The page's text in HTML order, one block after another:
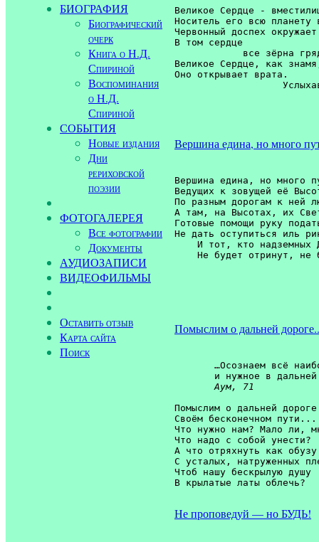
БИОГРАФИЯ
Биографический
очерк
Книга о Н.Д.
Спириной
Воспоминания
о Н.Д.
Спириной
СОБЫТИЯ
Новые издания
Дни
рериховской
поэзии
ФОТОГАЛЕРЕЯ
Все фотографии
Документы
АУДИОЗАПИСИ
ВИДЕОФИЛЬМЫ
Оставить отзыв
Карта сайта
Поиск
Великое Сердце -
Носитель его всю планету
Червонный доспех
В том сердце
все зёрна
Великое Сердце, как
Оно открывает врата.
Вершина едина, но много
Вершина едина, но много
Ведущих к зовущей её
По разным дорогам к ней
А там, на Высотах, их
Готовые помощи руку
Не дать оступиться иль
И тот, кто надземных
Помыслим о дальней
…Осознаем всё
и нужное в
Аум, 71
Помыслим о дальней
Своём бесконечном пути...
Что нужно нам? Мало ли,
Что надо с собой унести?
А что отряхнуть как обузу
С усталых, натруженных
Чтоб нашу бескрылую душу
Не проповедуй — но БУДЬ!